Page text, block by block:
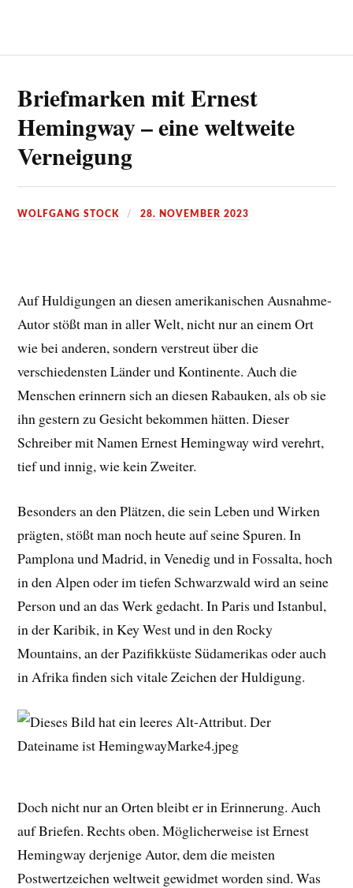
Briefmarken mit Ernest
Hemingway – eine weltweite
Verneigung
WOLFGANG STOCK 28. NOVEMBER 2023
Auf Huldigungen an diesen amerikanischen Ausnahme-
Autor stößt man in aller Welt, nicht nur an einem Ort
wie bei anderen, sondern verstreut über die
verschiedensten Länder und Kontinente. Auch die
Menschen erinnern sich an diesen Rabauken, als ob sie
ihn gestern zu Gesicht bekommen hätten. Dieser
Schreiber mit Namen Ernest Hemingway wird verehrt,
tief und innig, wie kein Zweiter.
Besonders an den Plätzen, die sein Leben und Wirken
prägten, stößt man noch heute auf seine Spuren. In
Pamplona und Madrid, in Venedig und in Fossalta, hoch
in den Alpen oder im tiefen Schwarzwald wird an seine
Person und an das Werk gedacht. In Paris und Istanbul,
in der Karibik, in Key West und in den Rocky
Mountains, an der Pazifikküste Südamerikas oder auch
in Afrika finden sich vitale Zeichen der Huldigung.
Doch nicht nur an Orten bleibt er in Erinnerung. Auch
auf Briefen. Rechts oben. Möglicherweise ist Ernest
Hemingway derjenige Autor, dem die meisten
Postwertzeichen weltweit gewidmet worden sind. Was